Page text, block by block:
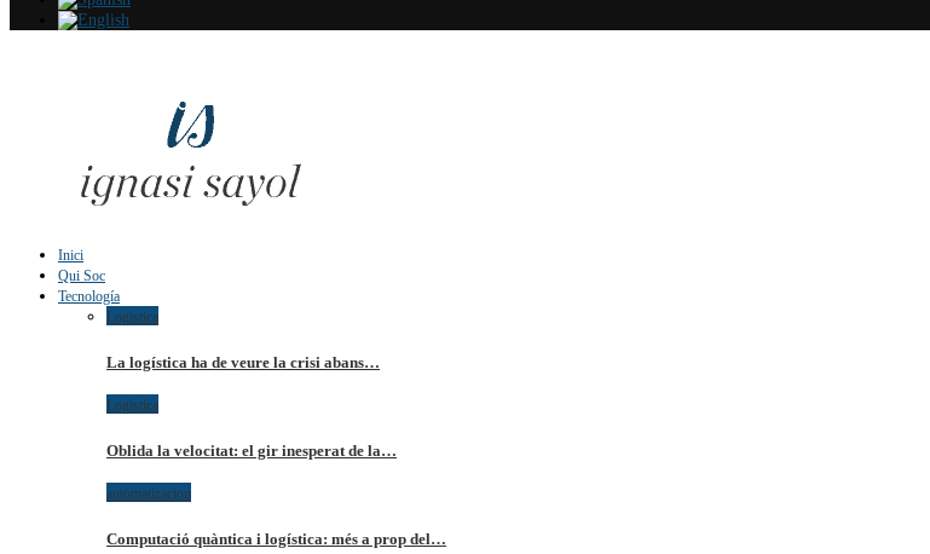
Inici
Qui Soc
Tecnología
Logistica
La logística ha de veure la crisi abans…
Logistica
Oblida la velocitat: el gir inesperat de la…
automatizacion
Computació quàntica i logística: més a prop del…